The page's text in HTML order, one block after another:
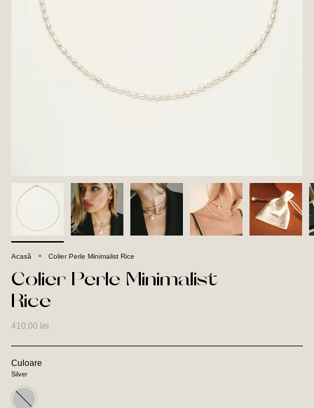
Acasă Colier Perle Minimalist Rice
Colier Perle Minimalist
Rice
410,00 lei
Culoare
Silver
Silver